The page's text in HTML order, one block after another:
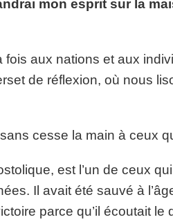
mon esprit sur la
fois aux nations et aux
de réflexion, où nous
cesse la main à ceux
est l’un de ceux
Il avait été sauvé à
parce qu’il écoutait le